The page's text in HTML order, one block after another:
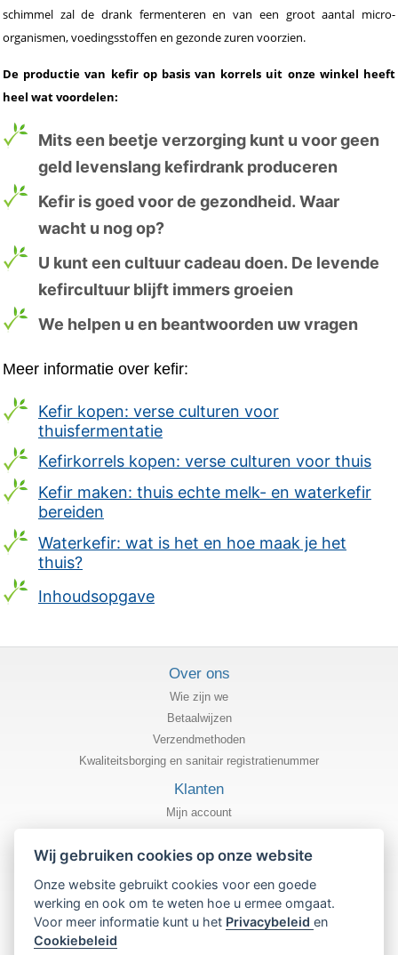
schimmel zal de drank fermenteren en van een groot aantal micro-
organismen, voedingsstoffen en gezonde zuren voorzien.
De productie van kefir op basis van korrels uit onze winkel heeft
heel wat voordelen:
Mits een beetje verzorging kunt u voor geen
geld levenslang kefirdrank produceren
Kefir is goed voor de gezondheid. Waar
wacht u nog op?
U kunt een cultuur cadeau doen. De levende
kefircultuur blijft immers groeien
We helpen u en beantwoorden uw vragen
Meer informatie over kefir:
Kefir kopen: verse culturen voor
thuisfermentatie
Kefirkorrels kopen: verse culturen voor thuis
Kefir maken: thuis echte melk- en waterkefir
bereiden
Waterkefir: wat is het en hoe maak je het
thuis?
Inhoudsopgave
Over ons
Wie zijn we
Betaalwijzen
Verzendmethoden
Kwaliteitsborging en sanitair registratienummer
Klanten
Mijn account
Informatie
Privacybeleid
Algemene gebruiksvoorwaarden
Cookiebeleid
Wij gebruiken cookies op onze website
Onze website gebruikt cookies voor een goede
werking en ook om te weten hoe u ermee omgaat.
Voor meer informatie kunt u het Privacybeleiden
Cookiebeleid